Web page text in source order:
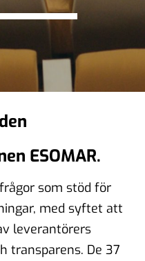
ESOMAR.
som stöd för
med syftet att
leverantörers
transparens. De 37